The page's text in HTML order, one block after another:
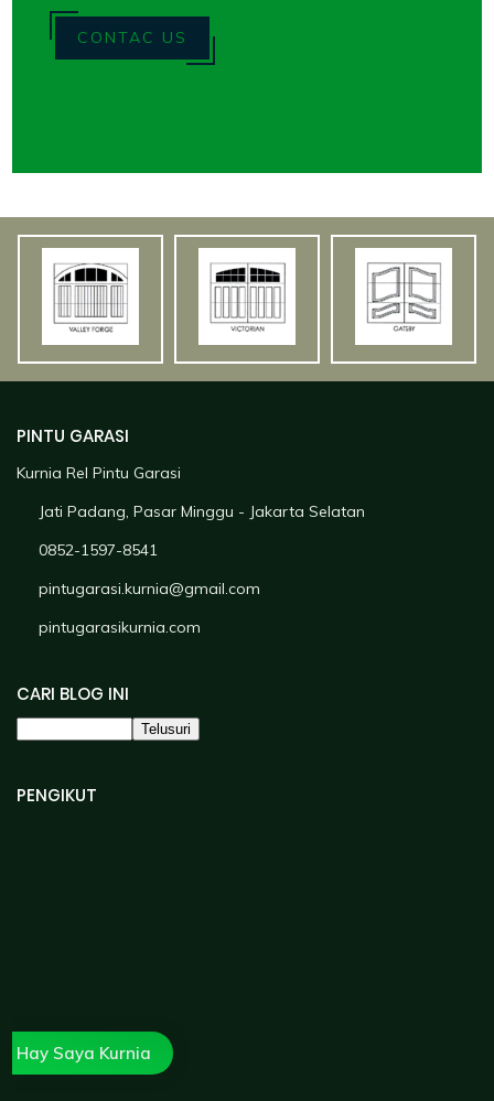
CONTAC US
PINTU GARASI
Kurnia Rel Pintu Garasi
Jati Padang, Pasar Minggu - Jakarta Selatan
0852-1597-8541
pintugarasi.kurnia@gmail.com
pintugarasikurnia.com
CARI BLOG INI
PENGIKUT
RECENT POSTS
Hay Saya Kurnia